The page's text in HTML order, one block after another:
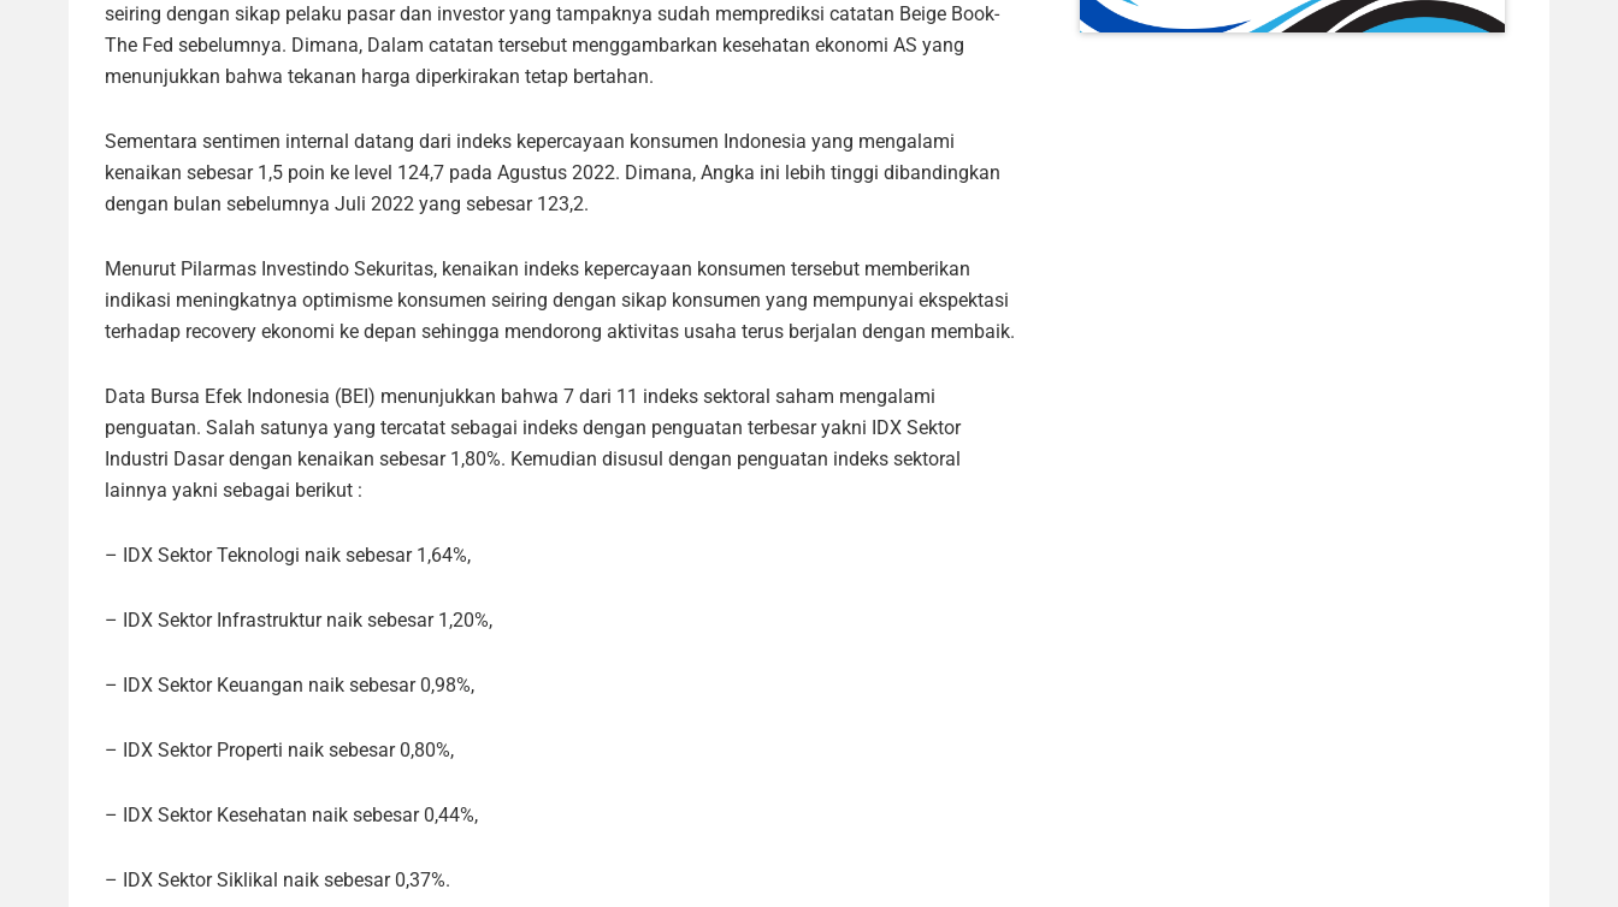
seiring dengan sikap pelaku pasar dan investor yang tampaknya sudah memprediksi catatan Beige Book-
The Fed sebelumnya. Dimana, Dalam catatan tersebut menggambarkan kesehatan ekonomi AS yang
menunjukkan bahwa tekanan harga diperkirakan tetap bertahan.
Sementara sentimen internal datang dari indeks kepercayaan konsumen Indonesia yang mengalami
kenaikan sebesar 1,5 poin ke level 124,7 pada Agustus 2022. Dimana, Angka ini lebih tinggi dibandingkan
dengan bulan sebelumnya Juli 2022 yang sebesar 123,2.
Menurut Pilarmas Investindo Sekuritas, kenaikan indeks kepercayaan konsumen tersebut memberikan
indikasi meningkatnya optimisme konsumen seiring dengan sikap konsumen yang mempunyai ekspektasi
terhadap recovery ekonomi ke depan sehingga mendorong aktivitas usaha terus berjalan dengan membaik.
Data Bursa Efek Indonesia (BEI) menunjukkan bahwa 7 dari 11 indeks sektoral saham mengalami
penguatan. Salah satunya yang tercatat sebagai indeks dengan penguatan terbesar yakni IDX Sektor
Industri Dasar dengan kenaikan sebesar 1,80%. Kemudian disusul dengan penguatan indeks sektoral
lainnya yakni sebagai berikut :
– IDX Sektor Teknologi naik sebesar 1,64%,
– IDX Sektor Infrastruktur naik sebesar 1,20%,
– IDX Sektor Keuangan naik sebesar 0,98%,
– IDX Sektor Properti naik sebesar 0,80%,
– IDX Sektor Kesehatan naik sebesar 0,44%,
– IDX Sektor Siklikal naik sebesar 0,37%.